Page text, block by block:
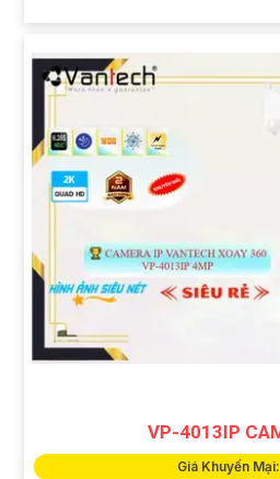
VP-4013IP
Giá Khuyến